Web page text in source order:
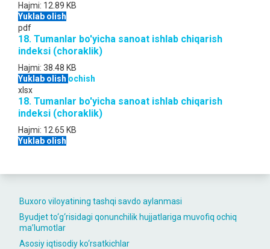
Buxoro viloyatining tashqi savdo aylanmasi
Byudjet to‘g‘risidagi qonunchilik hujjatlariga muvofiq ochiq
maʼlumotlar
Asosiy iqtisodiy ko‘rsatkichlar
Hajmi: 12.89 KB
Yuklab olish
pdf
18. Tumanlar bo'yicha sanoat ishlab chiqarish
indeksi (choraklik)
Hajmi: 38.48 KB
Yuklab olish ochish
xlsx
18. Tumanlar bo'yicha sanoat ishlab chiqarish
indeksi (choraklik)
Hajmi: 12.65 KB
Yuklab olish